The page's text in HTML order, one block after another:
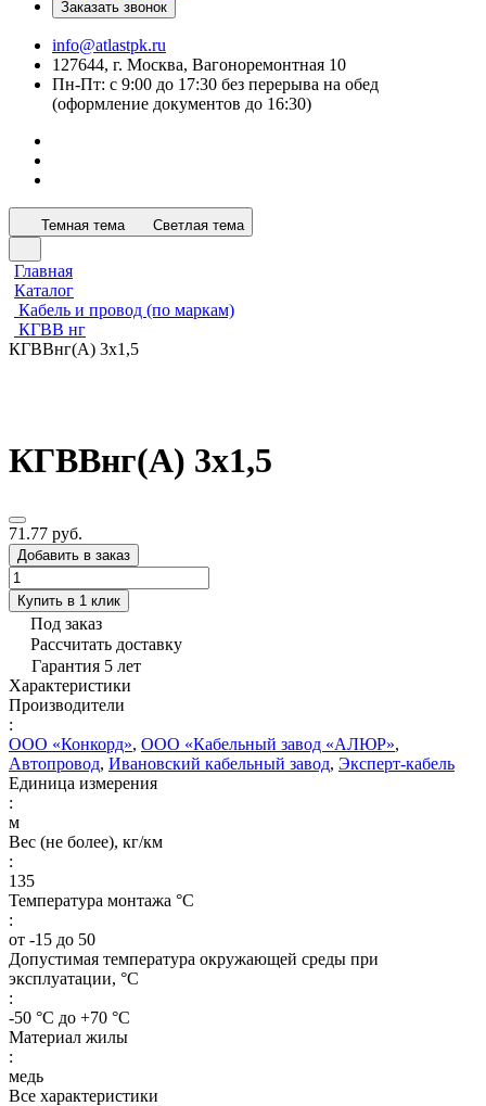
Заказать звонок
info@atlastpk.ru
127644, г. Москва, Вагоноремонтная 10
Пн-Пт: с 9:00 до 17:30 без перерыва на обед
(оформление документов до 16:30)
Темная тема Светлая тема
Главная
Каталог
Кабель и провод (по маркам)
КГВВ нг
КГВВнг(А) 3х1,5
КГВВнг(А) 3х1,5
71.77 руб.
Добавить в заказ
Купить в 1 клик
Под заказ
Рассчитать доставку
Гарантия 5 лет
Характеристики
Производители
:
ООО «Конкорд», ООО «Кабельный завод «АЛЮР»,
Автопровод, Ивановский кабельный завод, Эксперт-кабель
Единица измерения
:
м
Вес (не более), кг/км
:
135
Температура монтажа °C
:
от -15 до 50
Допустимая температура окружающей среды при
эксплуатации, °C
:
-50 °С до +70 °С
Материал жилы
:
медь
Все характеристики